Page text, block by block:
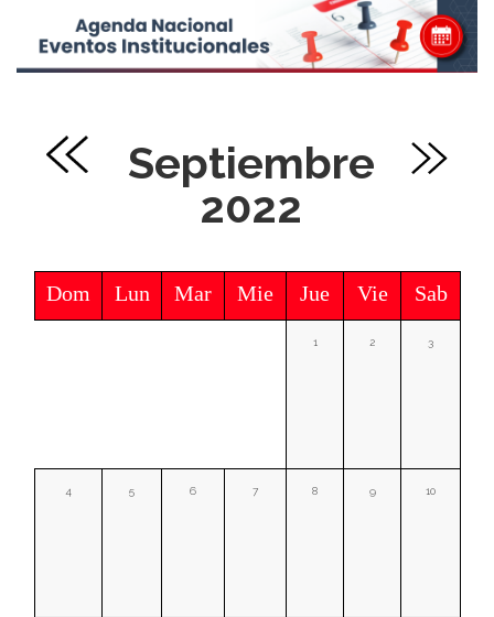
Septiembre
2022
Dom Lun Mar Mie Jue Vie Sab
1 2 3
4 5 6 7 8 9 10